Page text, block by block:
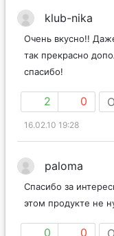
klub-nika
Очень вкусно!!
так прекрасно
спасибо!
2 0
16.02.10 19:28
paloma
Спасибо за
этом продукте не
0 0